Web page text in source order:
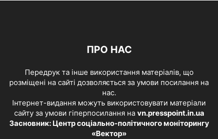
ПРО НАС
Передрук та інше використання матеріалів, що
розміщені на сайті дозволяється за умови посилання на
нас.
Інтернет-видання можуть використовувати матеріали
сайту за умови гіперпосилання на vn.presspoint.in.ua
Засновник: Центр соціально-політичного моніторингу
«Вектор»